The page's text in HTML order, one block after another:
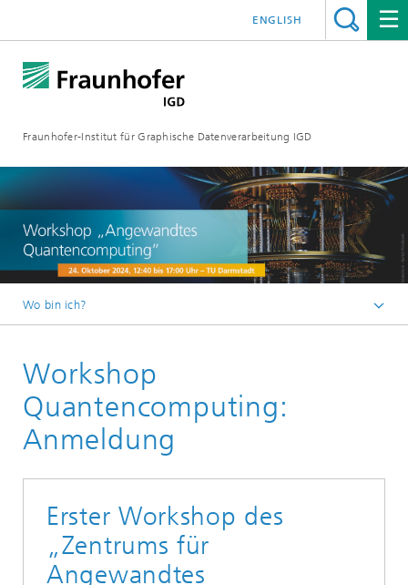
Fraunhofer-Institut für Graphische Datenverarbeitung IGD
ENGLISH
Wo bin ich?
Veranstaltungen
Workshop Quantencomputing 2024
Workshop
Quantencomputing:
Anmeldung
Erster Workshop des
„Zentrums für
Angewandtes